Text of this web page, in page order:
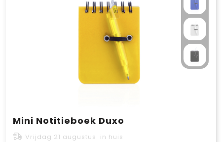
Mini Notitieboek Duxo
Vrijdag 21 augustus in huis